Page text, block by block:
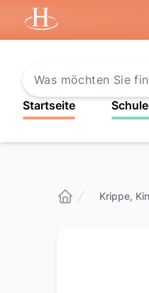
Startseite
Startseite
Krippe,